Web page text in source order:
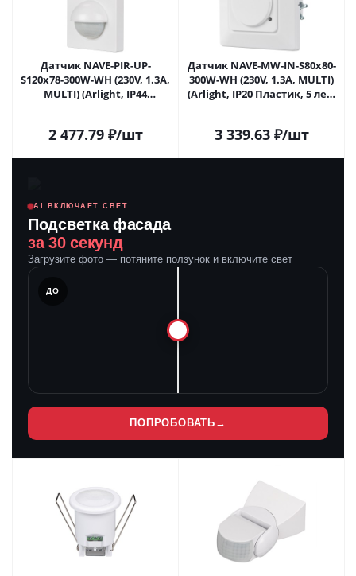
Датчик NAVE-PIR-UP-
S120x78-300W-WH (230V, 1.3A,
MULTI) (Arlight, IP44
2 477.79₽/шт
Датчик NAVE-MW-IN-S80x80-
300W-WH (230V, 1.3A, MULTI)
(Arlight, IP20 Пластик, 5 лет)
3 339.63₽/шт
AI ВКЛЮЧАЕТ СВЕТ
Подсветка фасада
за 30 секунд
Загрузите фото — потяните ползунок и включите свет
ДО
ПОПРОБОВАТЬ →